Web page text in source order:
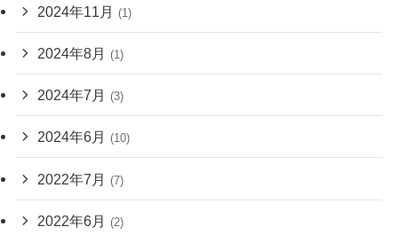
2024年11月 (1)
2024年8月 (1)
2024年7月 (3)
2024年6月 (10)
2022年7月 (7)
2022年6月 (2)